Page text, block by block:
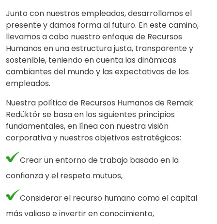
Junto con nuestros empleados, desarrollamos el
presente y damos forma al futuro. En este camino,
llevamos a cabo nuestro enfoque de Recursos
Humanos en una estructura justa, transparente y
sostenible, teniendo en cuenta las dinámicas
cambiantes del mundo y las expectativas de los
empleados.
Nuestra política de Recursos Humanos de Remak
Redüktör se basa en los siguientes principios
fundamentales, en línea con nuestra visión
corporativa y nuestros objetivos estratégicos:
Crear un entorno de trabajo basado en la
confianza y el respeto mutuos,
Considerar el recurso humano como el capital
más valioso e invertir en conocimiento,